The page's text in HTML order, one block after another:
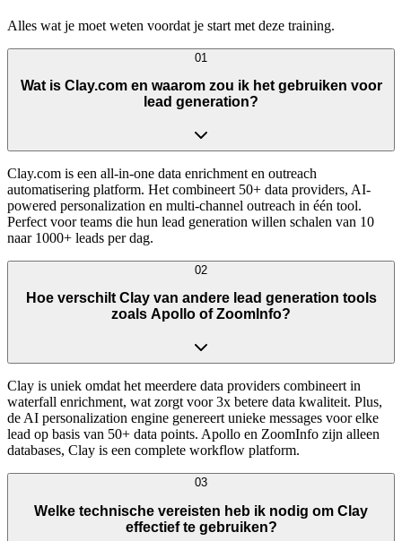
Alles wat je moet weten voordat je start met deze training.
01
Wat is Clay.com en waarom zou ik het gebruiken voor
lead generation?
Clay.com is een all-in-one data enrichment en outreach
automatisering platform. Het combineert 50+ data providers, AI-
powered personalization en multi-channel outreach in één tool.
Perfect voor teams die hun lead generation willen schalen van 10
naar 1000+ leads per dag.
02
Hoe verschilt Clay van andere lead generation tools
zoals Apollo of ZoomInfo?
Clay is uniek omdat het meerdere data providers combineert in
waterfall enrichment, wat zorgt voor 3x betere data kwaliteit. Plus,
de AI personalization engine genereert unieke messages voor elke
lead op basis van 50+ data points. Apollo en ZoomInfo zijn alleen
databases, Clay is een complete workflow platform.
03
Welke technische vereisten heb ik nodig om Clay
effectief te gebruiken?